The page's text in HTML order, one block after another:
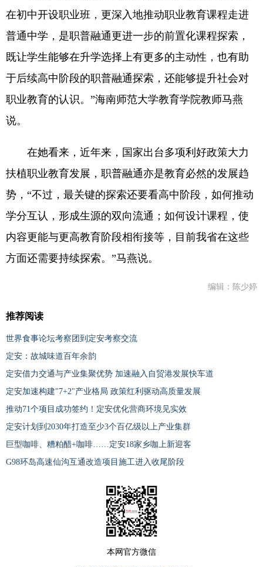
在初中开设职业班，更深入地推动职业教育课程走进
普通中学，是职普融通更进一步的前置化课程探索，
既让学生能够在升学选择上有更多的主动性，也有助
于后续高中阶段的职普融通探索，还能够提升社会对
职业教育的认识。”海南师范大学教育学院教师马燕
说。
在她看来，近年来，国家出台多项利好政策大力
扶植职业教育发展，职普融通亦是教育必然的发展趋
势，“不过，最关键的探索还要看高中阶段，如何推动
学分互认，形成生源的双向流通；如何设计课程，使
内容更能与更高教育阶段相衔接等，目前我省在这些
方面还需要持续探索。”马燕说。
编辑：陈少婷
推荐阅读
世界食事论坛考察团到定安考察交流
定安：故城味道百年余韵
定安借力交通与产业集聚优势 加速融入自贸港发展快车道
定安加速构建"7+2"产业格局 政策红利驱动高质量发展
推动71个项目成功签约！定安优化营商环境见实效
定安计划到2030年打造至少3个百亿级以上产业集群
巨型咖啡、糟粕醋+咖啡……定安18家乡咖上新迎客
G98环岛高速仙沟互通改造项目施工进入收尾阶段
本网官方微信